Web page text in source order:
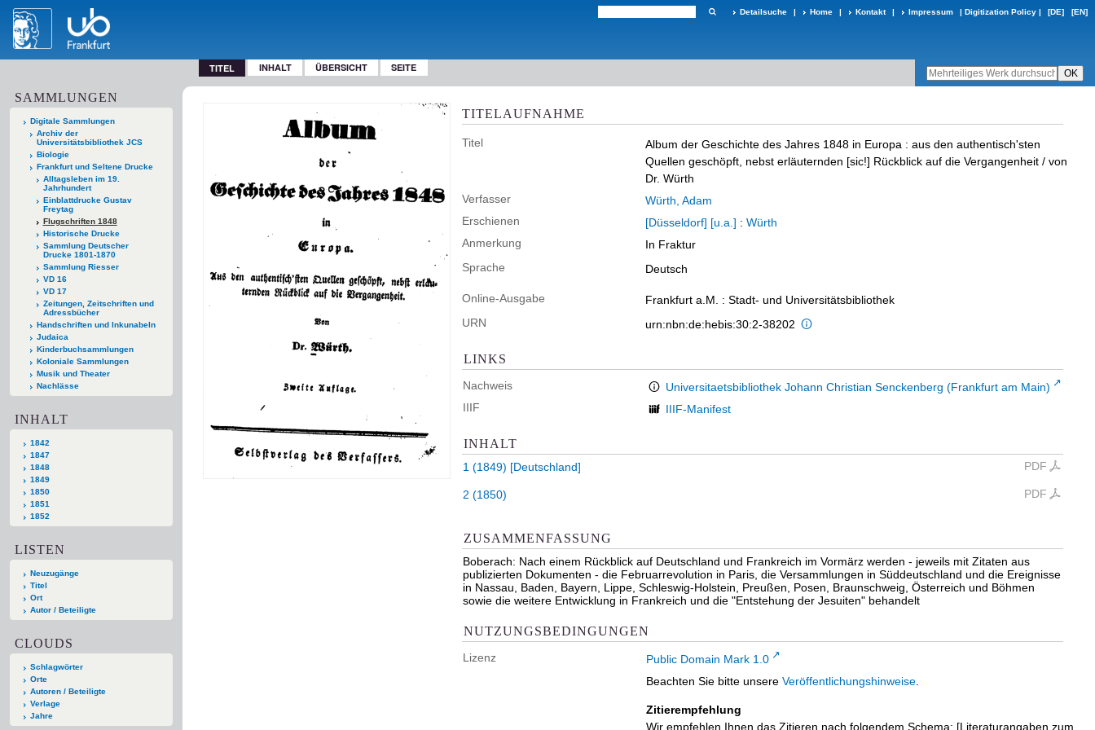
Detailsuche | Home | Kontakt | Impressum | Digitization Policy | [DE] [EN]
TITEL INHALT ÜBERSICHT SEITE
SAMMLUNGEN
Digitale Sammlungen
Archiv der
Universitätsbibliothek JCS
Biologie
Frankfurt und Seltene Drucke
Alltagsleben im 19.
Jahrhundert
Einblattdrucke Gustav
Freytag
Flugschriften 1848
Historische Drucke
Sammlung Deutscher
Drucke 1801-1870
Sammlung Riesser
VD 16
VD 17
Zeitungen, Zeitschriften und
Adressbücher
Handschriften und Inkunabeln
Judaica
Kinderbuchsammlungen
Koloniale Sammlungen
Musik und Theater
Nachlässe
INHALT
1842
1847
1848
1849
1850
1851
1852
LISTEN
Neuzugänge
Titel
Ort
Autor / Beteiligte
CLOUDS
Schlagwörter
Orte
Autoren / Beteiligte
Verlage
Jahre
TITELAUFNAHME
Titel Album der Geschichte des Jahres 1848 in Europa : aus den authentisch'sten
Quellen geschöpft, nebst erläuternden [sic!] Rückblick auf die Vergangenheit / von
Dr. Würth
Verfasser
Würth, Adam
Erschienen
[Düsseldorf] [u.a.] : Würth
Anmerkung
In Fraktur
Sprache
Deutsch
Online-Ausgabe
Frankfurt a.M. : Stadt- und Universitätsbibliothek
URN
urn:nbn:de:hebis:30:2-38202
LINKS
Nachweis
Universitaetsbibliothek Johann Christian Senckenberg (Frankfurt am Main)
IIIF
IIIF-Manifest
INHALT
PDF
1 (1849) [Deutschland]
PDF
2 (1850)
ZUSAMMENFASSUNG
Boberach: Nach einem Rückblick auf Deutschland und Frankreich im Vormärz werden - jeweils mit Zitaten aus
publizierten Dokumenten - die Februarrevolution in Paris, die Versammlungen in Süddeutschland und die Ereignisse
in Nassau, Baden, Bayern, Lippe, Schleswig-Holstein, Preußen, Posen, Braunschweig, Österreich und Böhmen
sowie die weitere Entwicklung in Frankreich und die "Entstehung der Jesuiten" behandelt
NUTZUNGSBEDINGUNGEN
Lizenz Public Domain Mark 1.0
Beachten Sie bitte unsere Veröffentlichungshinweise
Zitierempfehlung
Wir empfehlen Ihnen das Zitieren nach folgendem Schema: [Literaturangaben zum